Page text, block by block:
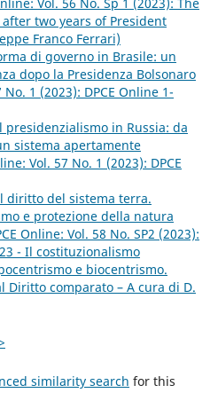
two years of President
Franco Ferrari)
di governo in Brasile: un
dopo la Presidenza Bolsonaro
No. 1 (2023): DPCE Online 1-
presidenzialismo in Russia: da
sistema apertamente
Vol. 57 No. 1 (2023): DPCE
diritto del sistema terra.
e protezione della natura
Online: Vol. 58 No. SP2 (2023):
- Il costituzionalismo
e biocentrismo.
Diritto comparato – A cura di D.
similarity search for this